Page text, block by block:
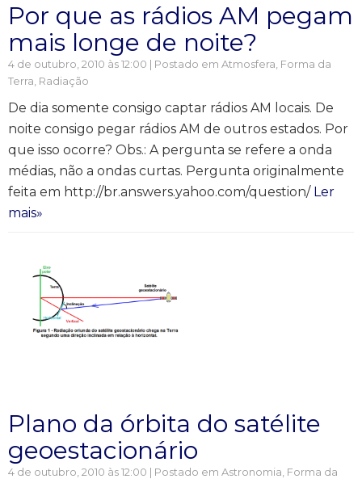
Por que as rádios AM pegam
mais longe de noite?
4 de outubro, 2010 às 12:00 | Postado em Atmosfera, Forma da
Terra, Radiação
De dia somente consigo captar rádios AM locais. De
noite consigo pegar rádios AM de outros estados. Por
que isso ocorre? Obs.: A pergunta se refere a onda
médias, não a ondas curtas. Pergunta originalmente
feita em http://br.answers.yahoo.com/question/ Ler
mais»
Plano da órbita do satélite
geoestacionário
4 de outubro, 2010 às 12:00 | Postado em Astronomia, Forma da